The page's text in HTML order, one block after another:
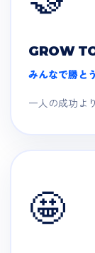
GROW
みんなで勝とう
一人の成功よ
🤩